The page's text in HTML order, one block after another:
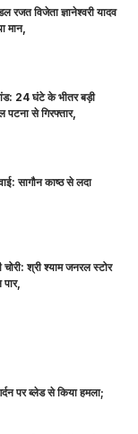
रजत विजेता ज्ञानेश्वरी यादव
मान,
24 घंटे के भीतर बड़ी
से गिरफ्तार,
सागौन काष्ठ से लदा
श्री श्याम जनरल स्टोर
पर ब्लेड से किया हमला;